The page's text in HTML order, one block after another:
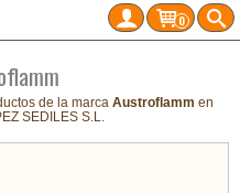
0
de la marca Austroflamm en
SEDILES S.L.